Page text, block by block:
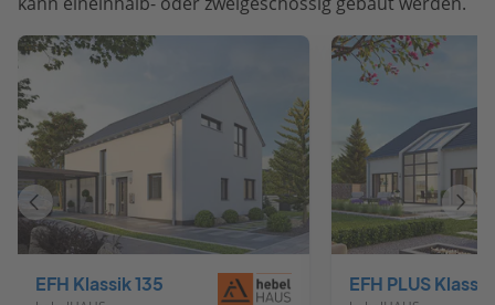
EFH Klassik 135
Vorheriges
Haus
Haus